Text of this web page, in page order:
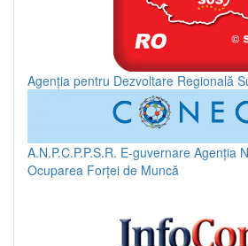
Agenția pentru Dezvoltare Regională
A.N.P.C.P.P.S.R. E-guvernare Agenția
Ocuparea Forței de Muncă